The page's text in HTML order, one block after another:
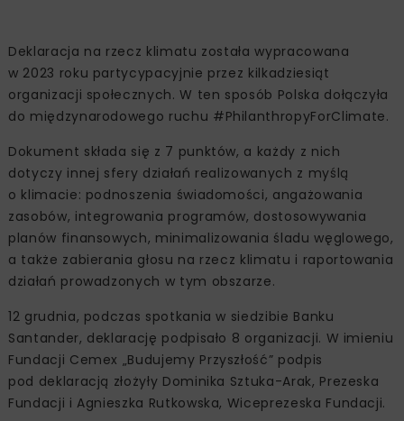
Deklaracja na rzecz klimatu została wypracowana
w 2023 roku partycypacyjnie przez kilkadziesiąt
organizacji społecznych. W ten sposób Polska dołączyła
do międzynarodowego ruchu #PhilanthropyForClimate.
Dokument składa się z 7 punktów, a każdy z nich
dotyczy innej sfery działań realizowanych z myślą
o klimacie: podnoszenia świadomości, angażowania
zasobów, integrowania programów, dostosowywania
planów finansowych, minimalizowania śladu węglowego,
a także zabierania głosu na rzecz klimatu i raportowania
działań prowadzonych w tym obszarze.
12 grudnia, podczas spotkania w siedzibie Banku
Santander, deklarację podpisało 8 organizacji. W imieniu
Fundacji Cemex „Budujemy Przyszłość” podpis
pod deklaracją złożyły Dominika Sztuka-Arak, Prezeska
Fundacji i Agnieszka Rutkowska, Wiceprezeska Fundacji.